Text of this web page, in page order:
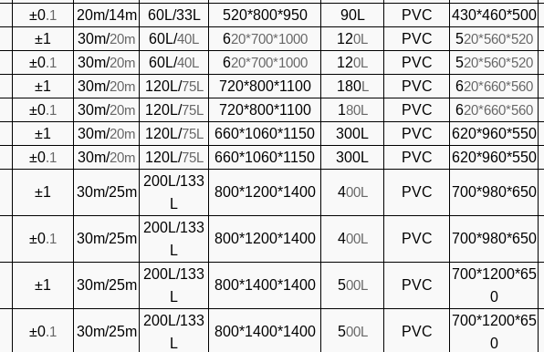
±0.1 20m/14m 60L/33L 520*800*950 90L PVC 430*460*500
±1 30m/20m 60L/40L 620*700*1000 120L PVC 520*560*520
±0.1 30m/20m 60L/40L 620*700*1000 120L PVC 520*560*520
±1 30m/20m 120L/75L 720*800*1100 180L PVC 620*660*560
±0.1 30m/20m 120L/75L 720*800*1100 180L PVC 620*660*560
±1 30m/20m 120L/75L 660*1060*1150 300L PVC 620*960*550
±0.1 30m/20m 120L/75L 660*1060*1150 300L PVC 620*960*550
±1 30m/25m
200L/133
L
800*1200*1400 400L PVC 700*980*650
±0.1 30m/25m
200L/133
L
800*1200*1400 400L PVC 700*980*650
±1 30m/25m
200L/133
L
800*1400*1400 500L PVC
700*1200*65
0
±0.1 30m/25m
200L/133
L
800*1400*1400 500L PVC
700*1200*65
0